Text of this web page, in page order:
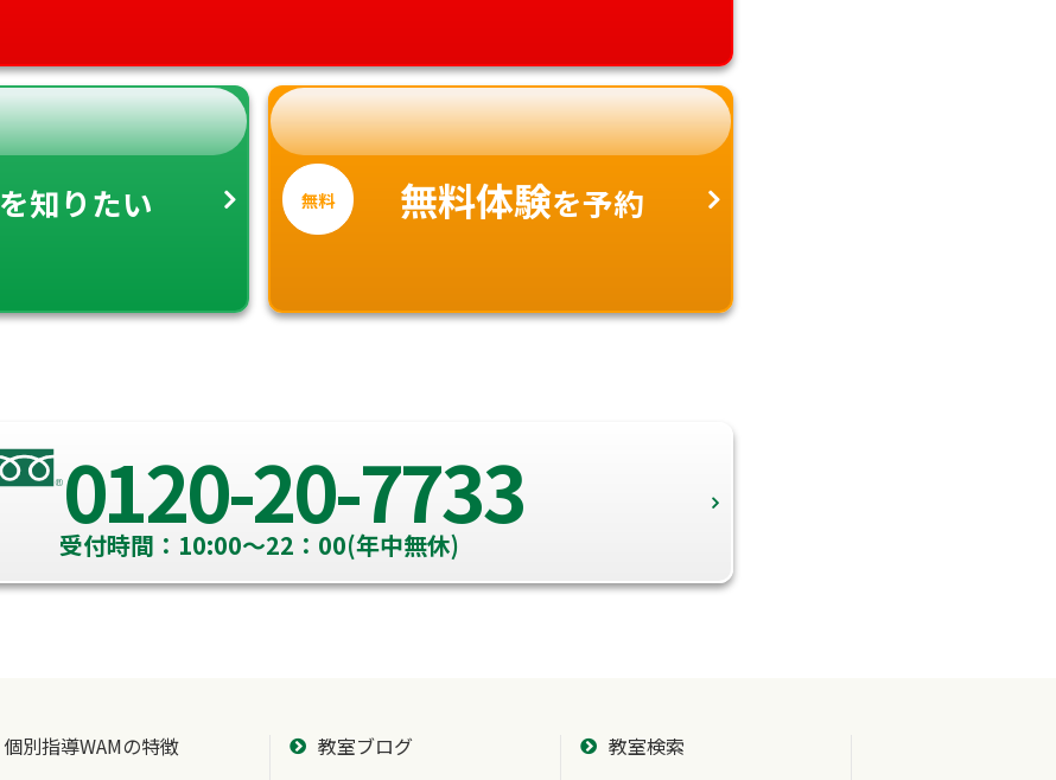
を知りたい 無料 無料体験を予約
0120-20-7733
受付時間：10:00～22：00(年中無休)
個別指導WAMの特徴
教室ブログ
教室検索